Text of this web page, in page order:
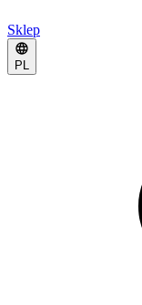
Sklep
PL